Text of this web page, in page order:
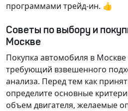
программами трейд-ин. 👍
Советы по выбору и
Москве
Покупка автомобиля в
требующий взвешенного
анализа. Перед тем как
определите основные
объем двигателя, желаемые